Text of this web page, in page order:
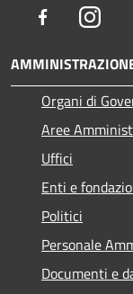
Facebook
Organi di
Aree
Uffici
Enti e
Politici
Personale
Documenti e